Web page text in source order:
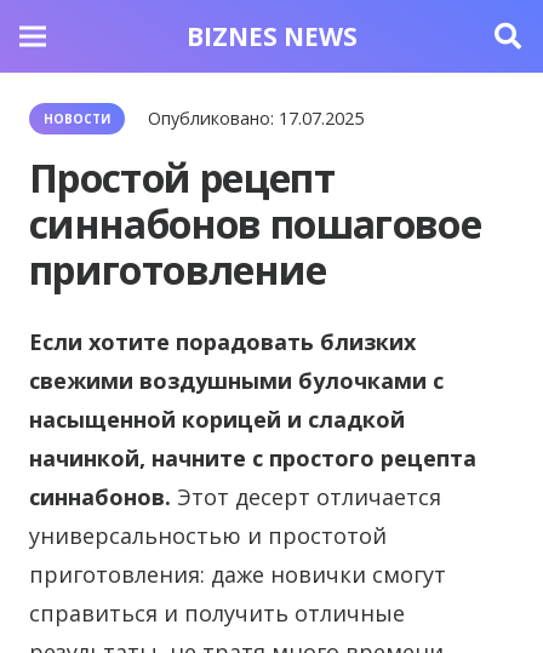
BIZNES NEWS
НОВОСТИ Опубликовано: 17.07.2025
Простой рецепт
синнабонов пошаговое
приготовление
Если хотите порадовать близких
свежими воздушными булочками с
насыщенной корицей и сладкой
начинкой, начните с простого рецепта
синнабонов. Этот десерт отличается
универсальностью и простотой
приготовления: даже новички смогут
справиться и получить отличные